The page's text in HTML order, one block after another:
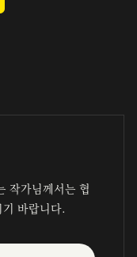
작가님께서는 협
바랍니다.